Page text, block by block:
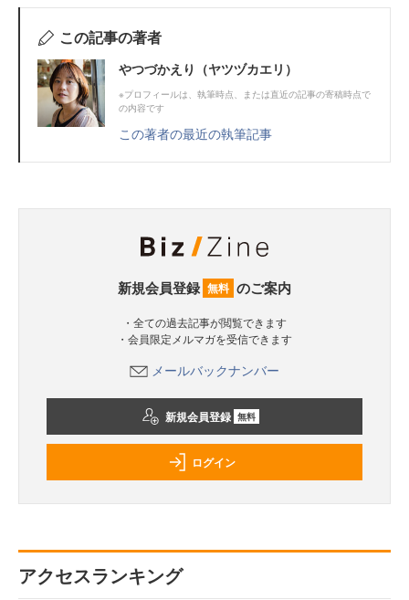
この記事の著者
やつづかえり（ヤツヅカエリ）
※プロフィールは、執筆時点、または直近の記事の寄稿時点で
の内容です
この著者の最近の執筆記事
新規会員登録 無料 のご案内
・全ての過去記事が閲覧できます
・会員限定メルマガを受信できます
メールバックナンバー
新規会員登録 無料
ログイン
アクセスランキング